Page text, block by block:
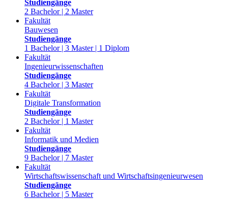
Studiengänge
2 Bachelor | 2 Master
Fakultät
Bauwesen
Studiengänge
1 Bachelor | 3 Master | 1 Diplom
Fakultät
Ingenieurwissenschaften
Studiengänge
4 Bachelor | 3 Master
Fakultät
Digitale Transformation
Studiengänge
2 Bachelor | 1 Master
Fakultät
Informatik und Medien
Studiengänge
9 Bachelor | 7 Master
Fakultät
Wirtschaftswissenschaft und Wirtschaftsingenieurwesen
Studiengänge
6 Bachelor | 5 Master